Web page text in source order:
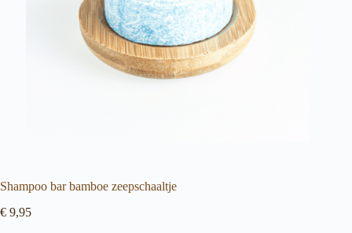
Shampoo bar bamboe zeepschaaltje
€ 9,95